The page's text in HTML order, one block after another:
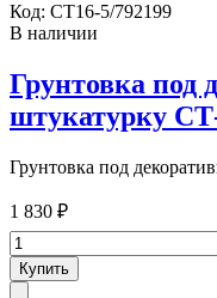
Код: СТ16-5/792199
В наличии
Грунтовка под
штукатурку
Грунтовка под
1 830 ₽